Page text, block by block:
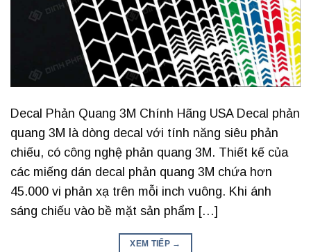
Decal Phản Quang 3M Chính Hãng USA Decal phản
quang 3M là dòng decal với tính năng siêu phản
chiếu, có công nghệ phản quang 3M. Thiết kế của
các miếng dán decal phản quang 3M chứa hơn
45.000 vi phản xạ trên mỗi inch vuông. Khi ánh
sáng chiếu vào bề mặt sản phẩm […]
XEM TIẾP →